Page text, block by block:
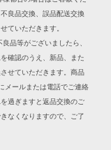
良品交換、誤品配送交換
ていただきます。
品等がございましたら、
確認のうえ、新品、また
せていただきます。商品
メールまたは電話でご連絡
過ぎますと返品交換のご
なくなりますので、ご了